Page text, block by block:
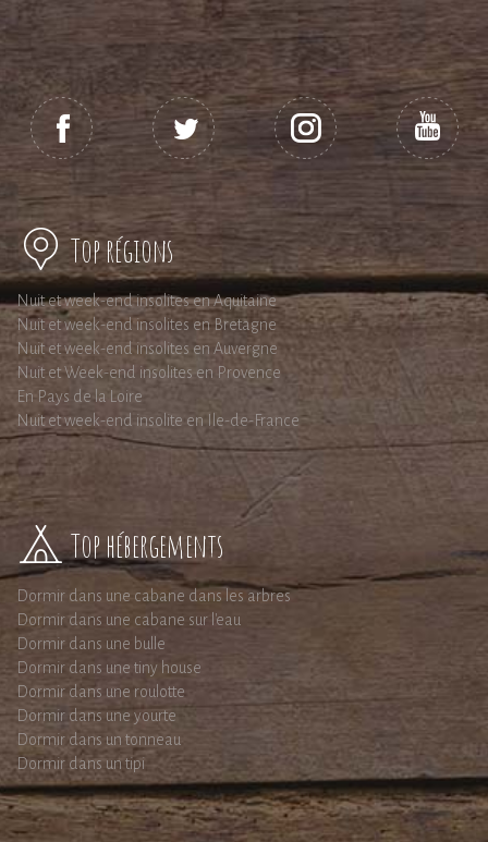
Top régions
Nuit et week-end insolites en Aquitaine
Nuit et week-end insolites en Bretagne
Nuit et week-end insolites en Auvergne
Nuit et Week-end insolites en Provence
En Pays de la Loire
Nuit et week-end insolite en Ile-de-France
Top hébergements
Dormir dans une cabane dans les arbres
Dormir dans une cabane sur l'eau
Dormir dans une bulle
Dormir dans une tiny house
Dormir dans une roulotte
Dormir dans une yourte
Dormir dans un tonneau
Dormir dans un tipi